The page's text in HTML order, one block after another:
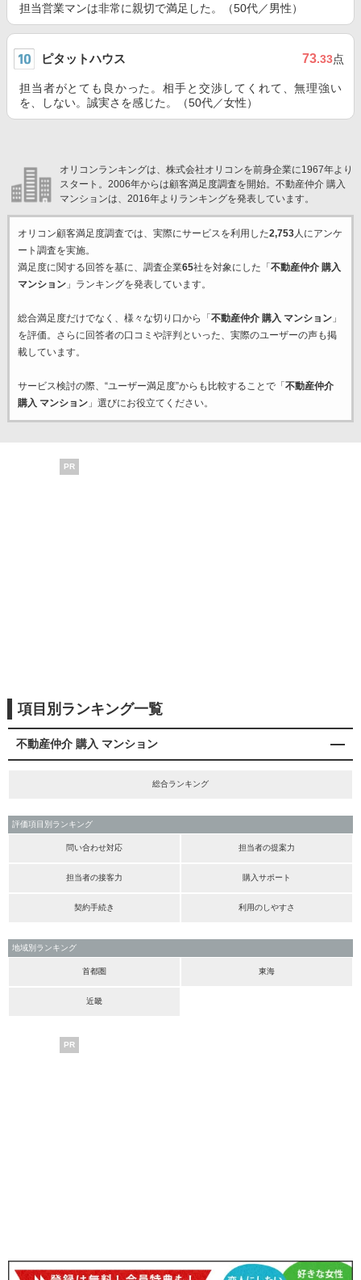
担当営業マンは非常に親切で満足した。（50代／男性）
ピタットハウス 73.33点
担当者がとても良かった。相手と交渉してくれて、無理強い
を、しない。誠実さを感じた。（50代／女性）
オリコンランキングは、株式会社オリコンを前身企業に1967年より
スタート。2006年からは顧客満足度調査を開始。不動産仲介 購入
マンションは、2016年よりランキングを発表しています。
オリコン顧客満足度調査では、実際にサービスを利用した2,753人にアンケ
ート調査を実施。
満足度に関する回答を基に、調査企業65社を対象にした「 不動産仲介 購入
マンション」ランキングを発表しています。
総合満足度だけでなく、様々な切り口から「 不動産仲介 購入 マンション」
を評価。さらに回答者の口コミや評判といった、実際のユーザーの声も掲
載しています。
サービス検討の際、“ユーザー満足度”からも比較することで「 不動産仲介
購入 マンション」選びにお役立てください。
PR
項目別ランキング一覧
不動産仲介 購入 マンション
総合ランキング
評価項目別ランキング
問い合わせ対応 担当者の提案力
担当者の接客力 購入サポート
契約手続き 利用のしやすさ
地域別ランキング
首都圏 東海
近畿
PR